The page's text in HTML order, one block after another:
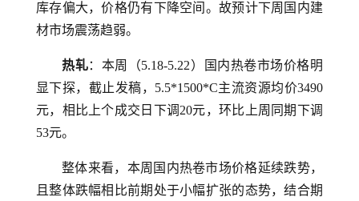
库存偏大，价格仍有下降空间。故预计下周国内建
材市场震荡趋弱。
热轧：本周（5.18-5.22）国内热卷市场价格明
显下探，截止发稿，5.5*1500*C主流资源均价3490
元，相比上个成交日下调20元，环比上周同期下调
53元。
整体来看，本周国内热卷市场价格延续跌势，
且整体跌幅相比前期处于小幅扩张的态势，结合期